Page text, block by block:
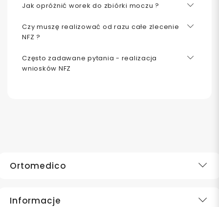
Jak opróżnić worek do zbiórki moczu ?
Czy muszę realizować od razu całe zlecenie
NFZ ?
Często zadawane pytania - realizacja
wniosków NFZ
Ortomedico
Informacje